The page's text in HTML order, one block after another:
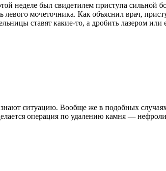
неделе был свидетилем приступа сильной
мочеточника. Как объяснил врач,
ставят какие-то, а дробить лазером или
ситуацию. Вообще же в подобных
операция по удалению камня —